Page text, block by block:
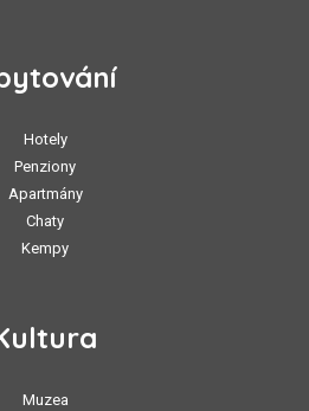
Hotely
Penziony
Apartmány
Chaty
Kempy
Muzea